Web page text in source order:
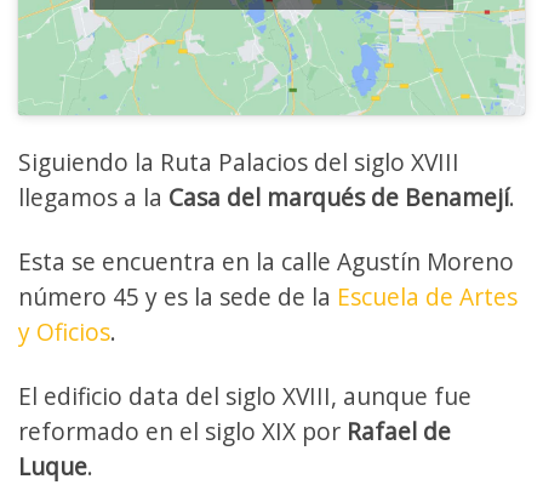
Siguiendo la Ruta Palacios del siglo XVIII
llegamos a la Casa del marqués de Benamejí.
Esta se encuentra en la calle Agustín Moreno
número 45 y es la sede de la Escuela de Artes
y Oficios.
El edificio data del siglo XVIII, aunque fue
reformado en el siglo XIX por Rafael de
Luque.